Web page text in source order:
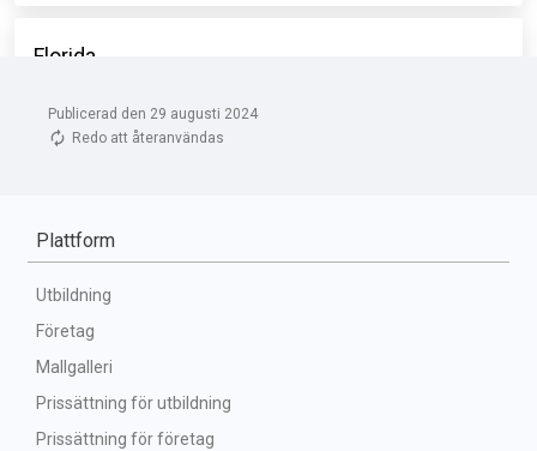
Publicerad den 29 augusti 2024
Redo att återanvändas
Plattform
Utbildning
Företag
Mallgalleri
Prissättning för utbildning
Prissättning för företag